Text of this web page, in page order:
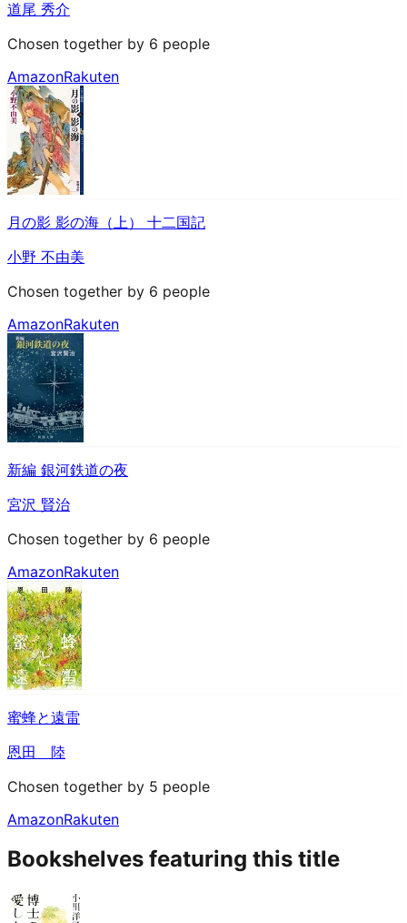
道尾 秀介
Chosen together by 6 people
AmazonRakuten
月の影 影の海（上） 十二国記
小野 不由美
Chosen together by 6 people
AmazonRakuten
新編 銀河鉄道の夜
宮沢 賢治
Chosen together by 6 people
AmazonRakuten
蜜蜂と遠雷
恩田 陸
Chosen together by 5 people
AmazonRakuten
Bookshelves featuring this title